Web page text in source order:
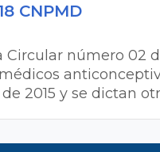
CNPMD
número 02
2015 y se dictan